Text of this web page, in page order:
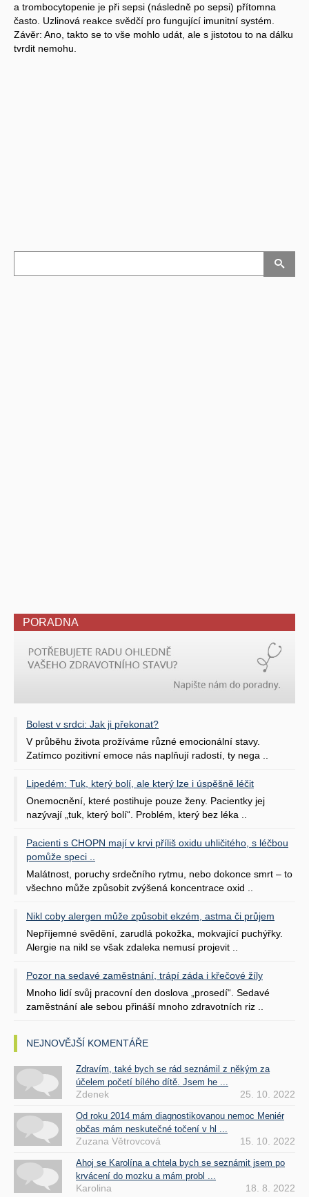
a trombocytopenie je při sepsi (následně po sepsi) přítomna
často. Uzlinová reakce svědčí pro fungující imunitní systém.
Závěr: Ano, takto se to vše mohlo udát, ale s jistotou to na dálku
tvrdit nemohu.
PORADNA
Bolest v srdci: Jak ji překonat?
V průběhu života prožíváme různé emocionální stavy.
Zatímco pozitivní emoce nás naplňují radostí, ty nega ..
Lipedém: Tuk, který bolí, ale který lze i úspěšně léčit
Onemocnění, které postihuje pouze ženy. Pacientky jej
nazývají „tuk, který bolí“. Problém, který bez léka ..
Pacienti s CHOPN mají v krvi příliš oxidu uhličitého, s léčbou
pomůže speci ..
Malátnost, poruchy srdečního rytmu, nebo dokonce smrt – to
všechno může způsobit zvýšená koncentrace oxid ..
Nikl coby alergen může způsobit ekzém, astma či průjem
Nepříjemné svědění, zarudlá pokožka, mokvající puchýřky.
Alergie na nikl se však zdaleka nemusí projevit ..
Pozor na sedavé zaměstnání, trápí záda i křečové žíly
Mnoho lidí svůj pracovní den doslova „prosedí“. Sedavé
zaměstnání ale sebou přináší mnoho zdravotních riz ..
NEJNOVĚJŠÍ KOMENTÁŘE
Zdravím, také bych se rád seznámil z někým za
účelem početí bílého dítě. Jsem he ...
Zdenek 25. 10. 2022
Od roku 2014 mám diagnostikovanou nemoc Meniér
občas mám neskutečné točení v hl ...
Zuzana Větrovcová 15. 10. 2022
Ahoj se Karolína a chtela bych se seznámit jsem po
krvácení do mozku a mám probl ...
Karolina 18. 8. 2022